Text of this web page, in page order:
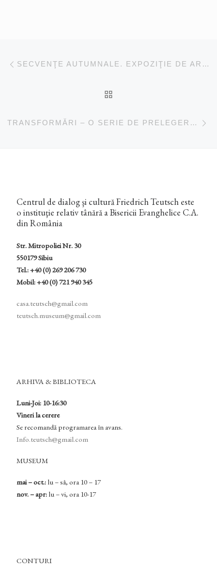
Navigare în articole SECVENŢE AUTUMNALE. EXPOZIŢIE DE ARTĂ FOTOGRAFICĂ FRED NUSS
TRANSFORMĂRI – O SERIE DE PRELEGERI ÎN LIMBA ROMÂNĂ
Centrul de dialog şi cultură Friedrich Teutsch este
o instituţie relativ tânără a Bisericii Evanghelice C.A.
din România
Str. Mitropoliei Nr. 30
550179 Sibiu
Tel.: +40 (0) 269 206 730
Mobil: +40 (0) 721 940 345
casa.teutsch@gmail.com
teutsch.museum@gmail.com
ARHIVA & BIBLIOTECA
Luni-Joi: 10-16:30
Vineri la cerere
Se recomandă programarea în avans.
Info.teutsch@gmail.com
MUSEUM
mai – oct.: lu – sâ, ora 10 – 17
nov. – apr: lu – vi, ora 10-17
CONTURI